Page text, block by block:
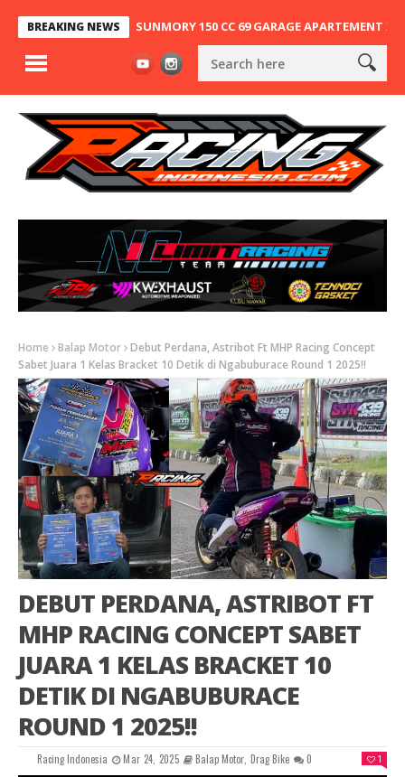
BREAKING NEWS
NINJA 2T SUNMORY 150 CC 69 GARAGE APARTEMENT X SA63
Home Balap Motor Debut Perdana, Astribot Ft MHP Racing Concept
Sabet Juara 1 Kelas Bracket 10 Detik di Ngabuburace Round 1 2025!!
DEBUT PERDANA, ASTRIBOT FT
MHP RACING CONCEPT SABET
JUARA 1 KELAS BRACKET 10
DETIK DI NGABUBURACE
ROUND 1 2025!!
Racing Indonesia Mar 24, 2025 Balap Motor, Drag Bike 0 1